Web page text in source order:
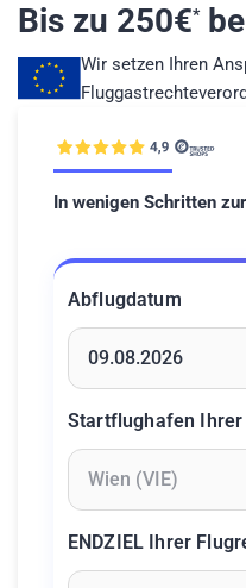
Bis zu 250€*
Wir setzen Ihren
In wenigen Schritten
Abflugdatum
Startflughafen Ihrer
ENDZIEL Ihrer